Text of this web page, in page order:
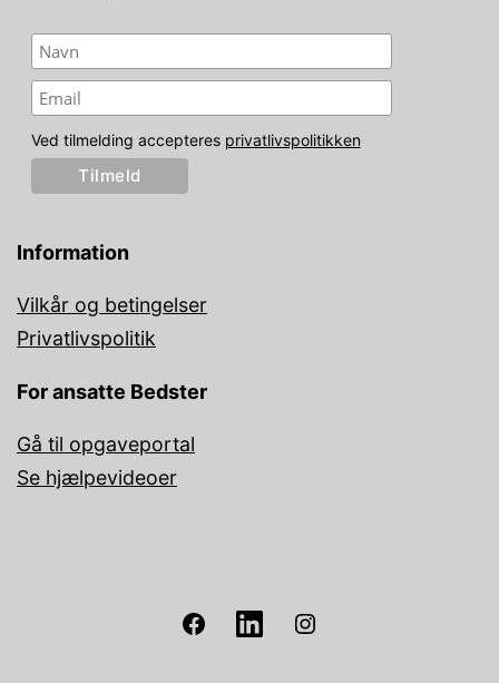
Ved tilmelding accepteres privatlivspolitikken
Information
Vilkår og betingelser
Privatlivspolitik
For ansatte Bedster
Gå til opgaveportal
Se hjælpevideoer
FacebookLinkedin